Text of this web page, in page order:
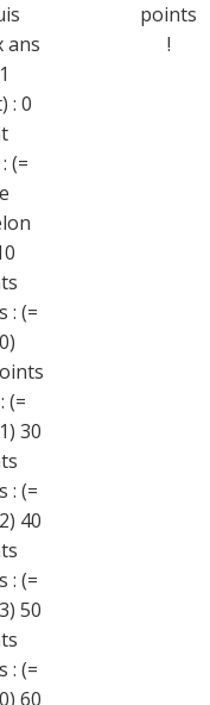
ans
: 0
(=
: (=
(=
30
: (=
40
: (=
50
: (=
60
points
!